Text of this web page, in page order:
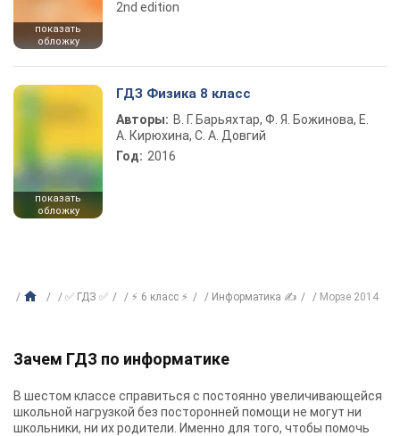
показать
обложку
2nd edition
показать
обложку
ГДЗ Физика 8 класс
Авторы: В. Г. Барьяхтар, Ф. Я. Божинова, Е.
А. Кирюхина, С. А. Довгий
Год: 2016
✅ ГДЗ ✅ ⚡ 6 класс ⚡ Информатика ✍ Морзе 2014
Зачем ГДЗ по информатике
В шестом классе справиться с постоянно увеличивающейся
школьной нагрузкой без посторонней помощи не могут ни
школьники, ни их родители. Именно для того, чтобы помочь